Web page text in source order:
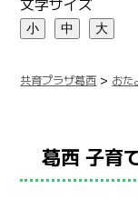
小 中 大
共育プラザ葛西 > おた
葛西 子育